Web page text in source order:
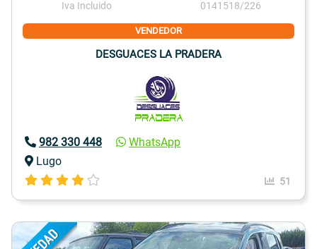
Iva Incluido 0141518/226
VENDEDOR
DESGUACES LA PRADERA
982 330 448
WhatsApp
Lugo
51